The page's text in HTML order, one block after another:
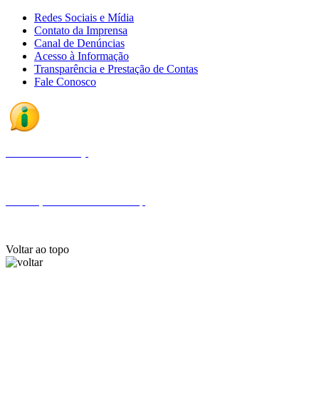
Redes Sociais e Mídia
Contato da Imprensa
Canal de Denúncias
Acesso à Informação
Transparência e Prestação de Contas
Fale Conosco
Voltar ao topo